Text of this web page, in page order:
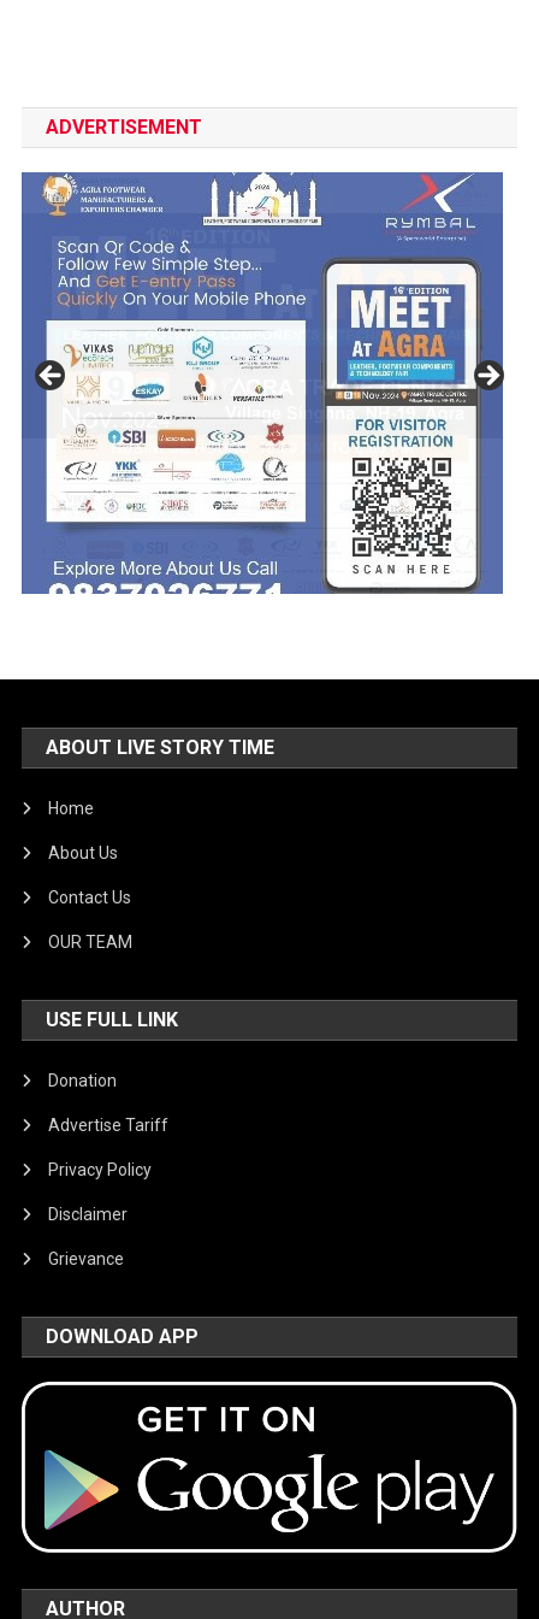
ADVERTISEMENT
ABOUT LIVE STORY TIME
Home
About Us
Contact Us
OUR TEAM
USE FULL LINK
Donation
Advertise Tariff
Privacy Policy
Disclaimer
Grievance
DOWNLOAD APP
AUTHOR